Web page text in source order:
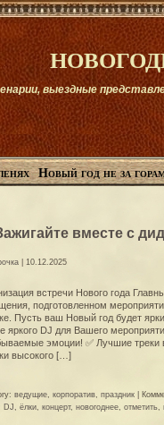
выездные
Новый год не за
вместе с
| 10.12.2025
встречи Нового года
подготовленном
Пусть ваш Новый год будет
яркого DJ для Вашего
эмоции! ✅ Лучшие треки
высокого […]
ведущие, корпоратив, праздник
DJ, ёлки, концерт, новогоднее, отметить,